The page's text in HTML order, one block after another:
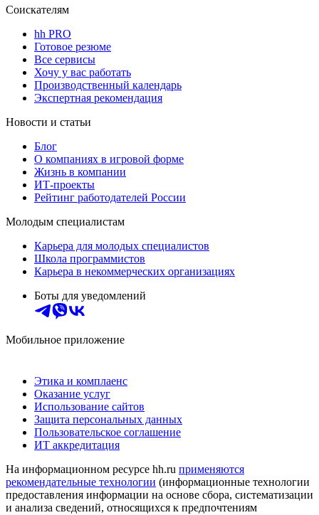
Соискателям
hh PRO
Готовое резюме
Все сервисы
Хочу у вас работать
Производственный календарь
Экспертная рекомендация
Новости и статьи
Блог
О компаниях в игровой форме
Жизнь в компании
ИТ-проекты
Рейтинг работодателей России
Молодым специалистам
Карьера для молодых специалистов
Школа программистов
Карьера в некоммерческих организациях
Боты для уведомлений
Мобильное приложение
Этика и комплаенс
Оказание услуг
Использование сайтов
Защита персональных данных
Пользовательское соглашение
ИТ аккредитация
На информационном ресурсе hh.ru применяются
рекомендательные технологии (информационные технологии
предоставления информации на основе сбора, систематизации
и анализа сведений, относящихся к предпочтениям